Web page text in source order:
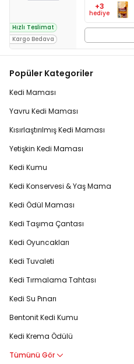
Hızlı Teslimat
Kargo Bedava
+3
hediye
Popüler Kategoriler
Kedi Maması
Yavru Kedi Maması
Kısırlaştırılmış Kedi Maması
Yetişkin Kedi Maması
Kedi Kumu
Kedi Konservesi & Yaş Mama
Kedi Ödül Maması
Kedi Taşıma Çantası
Kedi Oyuncakları
Kedi Tuvaleti
Kedi Tırmalama Tahtası
Kedi Su Pınarı
Bentonit Kedi Kumu
Kedi Krema Ödülü
Tümünü Gör